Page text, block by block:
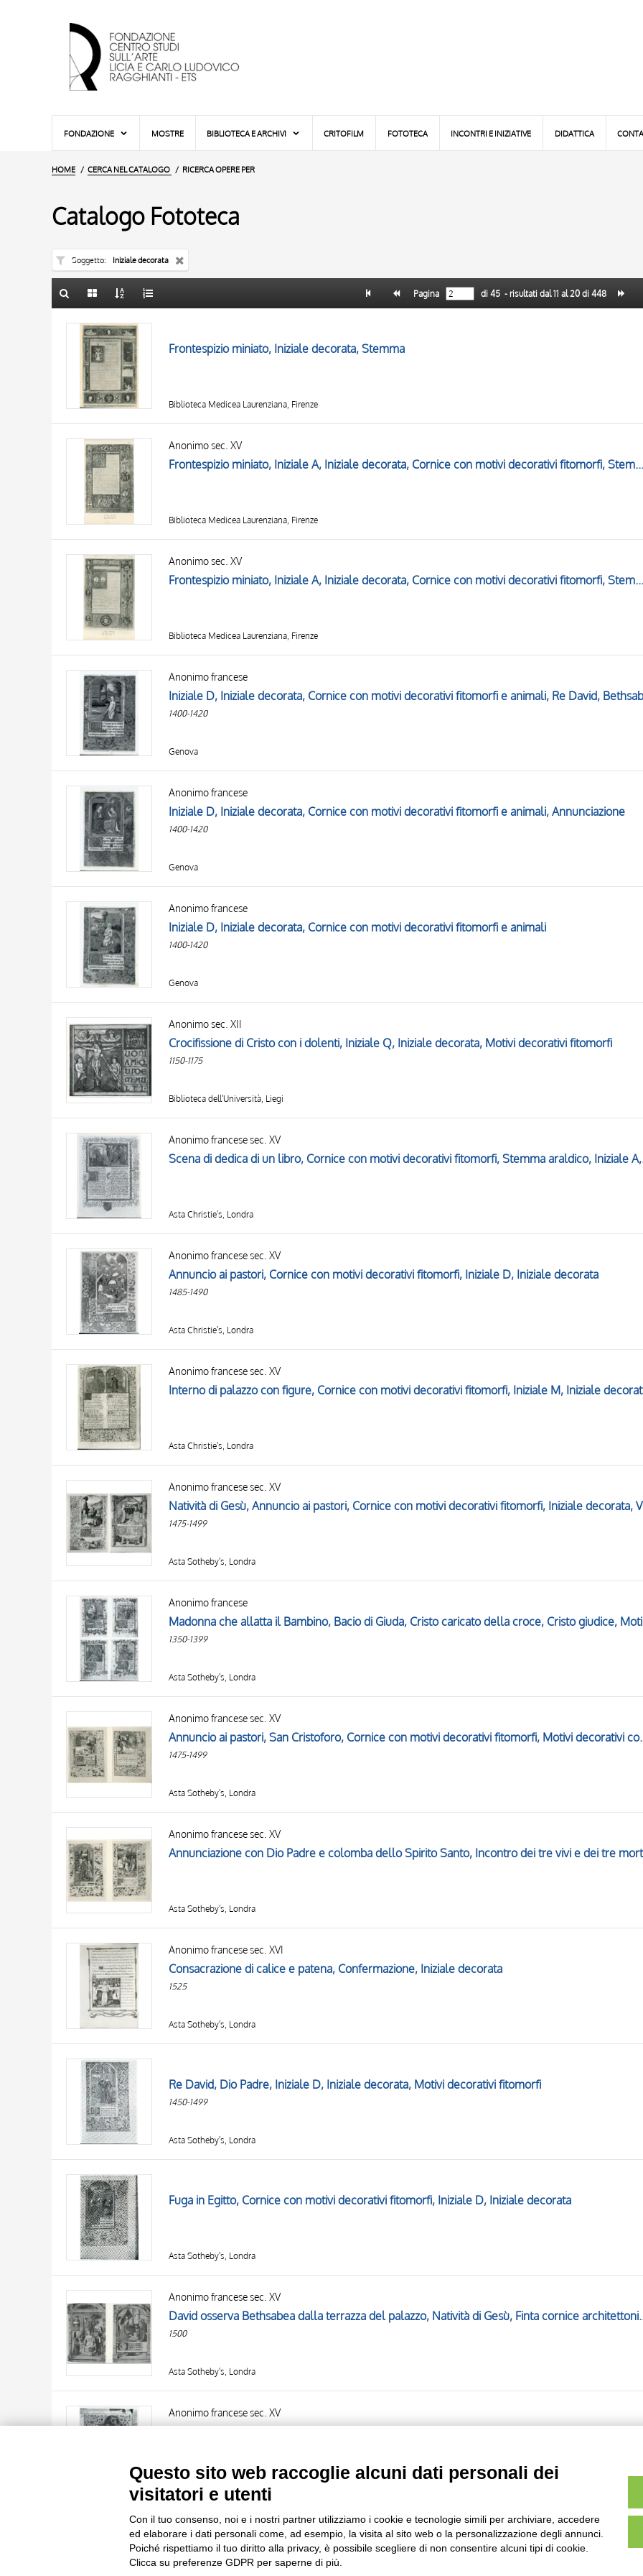
FONDAZIONE MOSTRE BIBLIOTECA E ARCHIVI CRITOFILM FOTOTECA INCONTRI E INIZIATIVE DIDATTICA
HOME CERCA NEL CATALOGO RICERCA OPERE PER
Catalogo Fototeca
Soggetto Iniziale decorata
AUTORE
OGGETTO
LOCALIZZAZIONE
DATA
10 RISULTATI
20 RISULTATI
Pagina di 45 - risultati dal11 al20di 448
Frontespizio miniato, Iniziale decorata, Stemma
Biblioteca Medicea Laurenziana, Firenze
Anonimo sec. XV
Frontespizio miniato, Iniziale A, Iniziale decorata, Cornice con motivi decorativi fitomorfi, Stemma della famiglia Medici
Biblioteca Medicea Laurenziana, Firenze
Anonimo sec. XV
Frontespizio miniato, Iniziale A, Iniziale decorata, Cornice con motivi decorativi fitomorfi, Stemma della famiglia Medici
Biblioteca Medicea Laurenziana, Firenze
Anonimo francese
1400-1420
Genova
Anonimo francese
Iniziale D, Iniziale decorata, Cornice con motivi decorativi fitomorfi e animali, Annunciazione
1400-1420
Genova
Anonimo francese
Iniziale D, Iniziale decorata, Cornice con motivi decorativi fitomorfi e animali
1400-1420
Genova
Anonimo sec. XII
Crocifissione di Cristo con i dolenti, Iniziale Q, Iniziale decorata, Motivi decorativi fitomorfi
1150-1175
Biblioteca dell'Università, Liegi
Anonimo francese sec. XV
Scena di
Asta Christie's, Londra
Anonimo francese sec. XV
Annuncio ai pastori, Cornice con motivi decorativi fitomorfi, Iniziale D, Iniziale decorata
1485-1490
Asta Christie's, Londra
Anonimo francese sec. XV
Interno di palazzo con figure, Cornice con motivi decorativi fitomorfi, Iniziale M, Iniziale
Asta Christie's, Londra
Anonimo francese sec. XV
Natività di
1475-1499
Asta Sotheby's, Londra
Anonimo francese
1350-1399
Asta Sotheby's, Londra
Anonimo francese sec. XV
Annuncio ai pastori, San
1475-1499
Asta Sotheby's, Londra
Anonimo francese sec. XV
Asta Sotheby's, Londra
Anonimo francese sec. XVI
Consacrazione di calice e patena, Confermazione, Iniziale decorata
1525
Asta Sotheby's, Londra
Re David, Dio Padre, Iniziale D, Iniziale decorata, Motivi decorativi fitomorfi
1450-1499
Asta Sotheby's, Londra
Fuga in Egitto, Cornice con motivi decorativi fitomorfi, Iniziale D, Iniziale decorata
Asta Sotheby's, Londra
Anonimo francese sec. XV
David osserva Bethsabea dalla
1500
Asta Sotheby's, Londra
Anonimo francese sec. XV
Asta Sotheby's, Londra
TITOLO
AUTORE
DATA
10 RISULTATI
20 RISULTATI
Pagina di 45 - risultati dal11al20di448
Questo sito web raccoglie alcuni dati personali dei
visitatori e utenti
Con il tuo consenso, noi e i nostri partner utilizziamo i cookie e tecnologie simili per archiviare, accedere
ed elaborare i dati personali come, ad esempio, la visita al sito web o la personalizzazione degli annunci.
Poiché rispettiamo il tuo diritto alla privacy, è possibile scegliere di non consentire alcuni tipi di cookie.
Clicca su preferenze GDPR per saperne di più.